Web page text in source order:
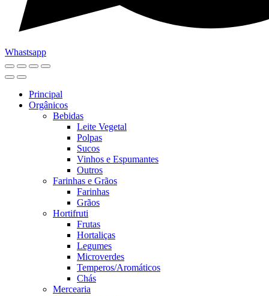
Whastsapp
Principal
Orgânicos
Bebidas
Leite Vegetal
Polpas
Sucos
Vinhos e Espumantes
Outros
Farinhas e Grãos
Farinhas
Grãos
Hortifruti
Frutas
Hortaliças
Legumes
Microverdes
Temperos/Aromáticos
Chás
Mercearia